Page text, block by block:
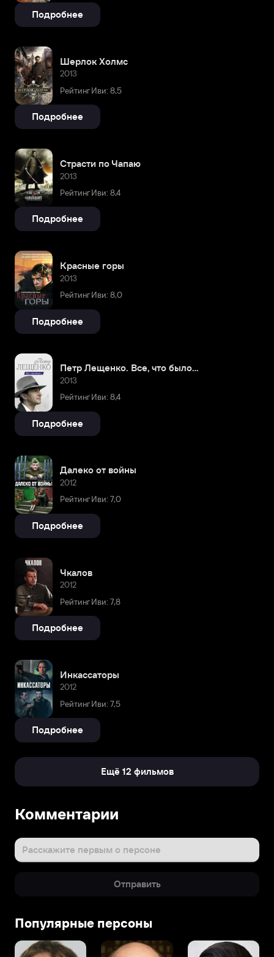
Подробнее
Шерлок Холмс
2013
Рейтинг Иви: 8,5
Подробнее
Страсти по Чапаю
2013
Рейтинг Иви: 8,4
Подробнее
Красные горы
2013
Рейтинг Иви: 8,0
Подробнее
Петр Лещенко. Все, что было…
2013
Рейтинг Иви: 8,4
Подробнее
Далеко от войны
2012
Рейтинг Иви: 7,0
Подробнее
Чкалов
2012
Рейтинг Иви: 7,8
Подробнее
Инкассаторы
2012
Рейтинг Иви: 7,5
Подробнее
Ещё 12 фильмов
Комментарии
Расскажите первым о персоне
Отправить
Популярные персоны